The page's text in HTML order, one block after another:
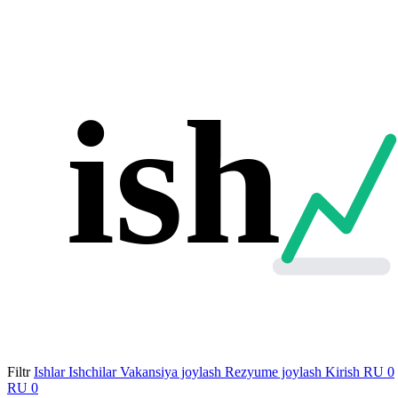
ish
Filtr Ishlar Ishchilar Vakansiya joylash Rezyume joylash Kirish RU 0
RU 0